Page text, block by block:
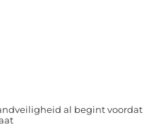
al begint voordat